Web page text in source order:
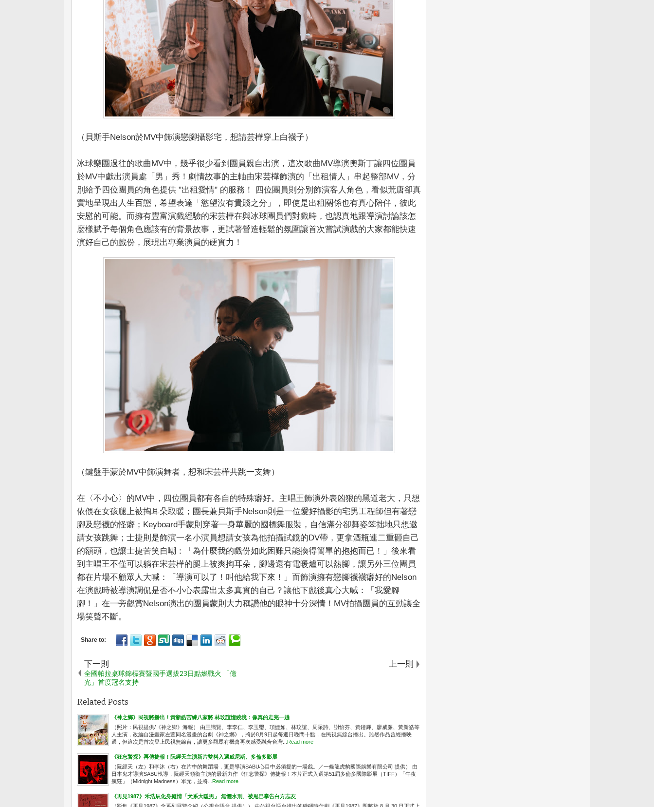
（貝斯手Nelson於MV中飾演戀腳攝影宅，想請芸樺穿上白襪子）
冰球樂團過往的歌曲MV中，幾乎很少看到團員親自出演，這次歌曲MV導演奧斯丁讓四位團員
於MV中獻出演員處「男」秀！劇情故事的主軸由宋芸樺飾演的「出租情人」串起整部MV，分
別給予四位團員的角色提供 "出租愛情" 的服務！ 四位團員則分別飾演客人角色，看似荒唐卻真
實地呈現出人生百態，希望表達「慾望沒有貴賤之分」，即使是出租關係也有真心陪伴，彼此
安慰的可能。而擁有豐富演戲經驗的宋芸樺在與冰球團員們對戲時，也認真地跟導演討論該怎
麼樣賦予每個角色應該有的背景故事，更試著營造輕鬆的氛圍讓首次嘗試演戲的大家都能快速
演好自己的戲份，展現出專業演員的硬實力！
（鍵盤手蒙於MV中飾演舞者，想和宋芸樺共跳一支舞）
在〈不小心〉的MV中，四位團員都有各自的特殊癖好。主唱王飾演外表凶狠的黑道老大，只想
依偎在女孩腿上被掏耳朵取暖；團長兼貝斯手Nelson則是一位愛好攝影的宅男工程師但有著戀
腳及戀襪的怪癖；Keyboard手蒙則穿著一身華麗的國標舞服裝，自信滿分卻舞姿笨拙地只想邀
請女孩跳舞；士捷則是飾演一名小演員想請女孩為他拍攝試鏡的DV帶，更拿酒瓶連二重砸自己
的額頭，也讓士捷苦笑自嘲：「為什麼我的戲份如此困難只能換得簡單的抱抱而已！」後來看
到主唱王不僅可以躺在宋芸樺的腿上被爽掏耳朵，腳邊還有電暖爐可以熱腳，讓另外三位團員
都在片場不顧眾人大喊：「導演可以了！叫他給我下來！」而飾演擁有戀腳襪襪癖好的Nelson
在演戲時被導演調侃是否不小心表露出太多真實的自己？讓他下戲後真心大喊：「我愛腳
腳！」在一旁觀賞Nelson演出的團員蒙則大力稱讚他的眼神十分深情！MV拍攝團員的互動讓全
場笑聲不斷。
下一則
全國帕拉桌球錦標賽暨國手選拔23日點燃戰火 「億
光」首度冠名支持
上一則
Related Posts
《神之鄉》民視將播出！黃新皓苦練八家將 林玟誼憶繞境：像真的走完一趟
（照片：民視提供/《神之鄉》海報） 由王識賢、李李仁、李玉璽、項婕如、林玟誼、周采詩、謝怡芬、黃鐙輝、廖威廉、黃新皓等
人主演，改編自漫畫家左萱同名漫畫的台劇《神之鄉》，將於8月9日起每週日晚間十點，在民視無線台播出。雖然作品曾經播映
過，但這次是首次登上民視無線台，讓更多觀眾有機會再次感受融合台灣...
Read more
《狂忘警探》再傳捷報！阮經天主演新片雙料入選威尼斯、多倫多影展
（阮經天（左）和李沐（右）在片中的舞蹈場，更是導演SABU心目中必須提的一場戲。／一條龍虎豹國際娛樂有限公司 提供） 由
日本鬼才導演SABU執導，阮經天領銜主演的最新力作《狂忘警探》傳捷報！本片正式入選第51屆多倫多國際影展（TIFF）「午夜
瘋狂」（Midnight Madness）單元，並將...
Read more
《再見1987》禾浩辰化身癡情「犬系大暖男」 無懼水刑、被甩巴掌告白方志友